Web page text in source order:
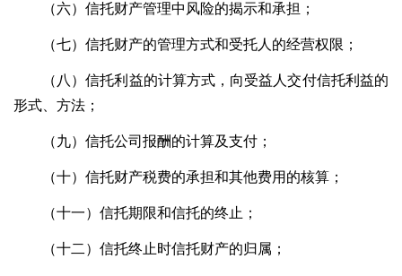
（六）信托财产管理中风险的揭示和承担；
（七）信托财产的管理方式和受托人的经营权限；
（八）信托利益的计算方式，向受益人交付信托利益的
形式、方法；
（九）信托公司报酬的计算及支付；
（十）信托财产税费的承担和其他费用的核算；
（十一）信托期限和信托的终止；
（十二）信托终止时信托财产的归属；